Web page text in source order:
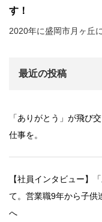
す！
2020年に盛岡市月ヶ丘
最近の投稿
「ありがとう」が飛び交
仕事を。
【社員インタビュー】
て。営業職9年から子供
へ